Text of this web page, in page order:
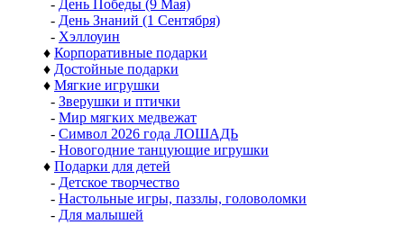
- День Победы (9 Мая)
- День Знаний (1 Сентября)
- Хэллоуин
♦ Корпоративные подарки
♦ Достойные подарки
♦ Мягкие игрушки
- Зверушки и птички
- Мир мягких медвежат
- Символ 2026 года ЛОШАДЬ
- Новогодние танцующие игрушки
♦ Подарки для детей
- Детское творчество
- Настольные игры, паззлы, головоломки
- Для малышей